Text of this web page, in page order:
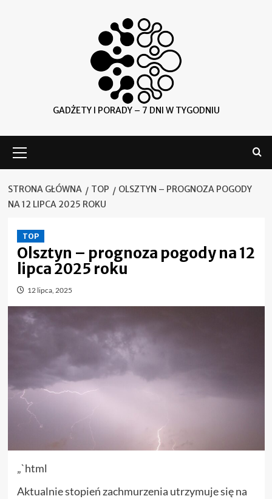
GADŻETY I PORADY – 7 DNI W TYGODNIU
główne
STRONA GŁÓWNA TOP
OLSZTYN – PROGNOZA POGODY
NA 12 LIPCA 2025 ROKU
TOP
Olsztyn – prognoza pogody na 12
lipca 2025 roku
12 lipca, 2025
„`html
Aktualnie stopień zachmurzenia utrzymuje się na